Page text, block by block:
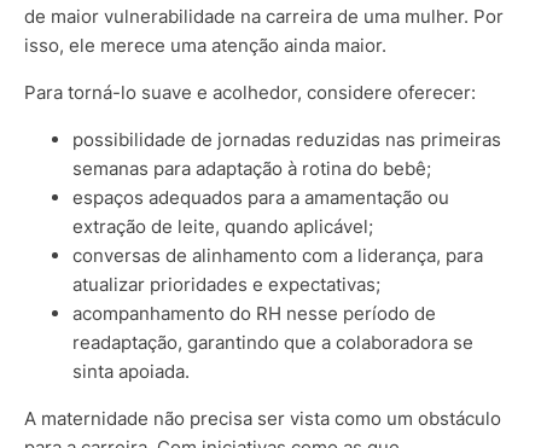
de maior vulnerabilidade na carreira de uma mulher. Por
isso, ele merece uma atenção ainda maior.
Para torná-lo suave e acolhedor, considere oferecer:
possibilidade de jornadas reduzidas nas primeiras
semanas para adaptação à rotina do bebê;
espaços adequados para a amamentação ou
extração de leite, quando aplicável;
conversas de alinhamento com a liderança, para
atualizar prioridades e expectativas;
acompanhamento do RH nesse período de
readaptação, garantindo que a colaboradora se
sinta apoiada.
A maternidade não precisa ser vista como um obstáculo